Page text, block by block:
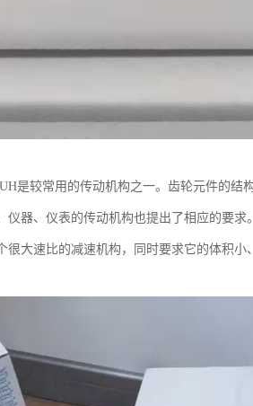
是较常用的传动机构之一。齿轮元件的结
器、仪表的传动机构也提出了相应的要
大速比的减速机构，同时要求它的体积